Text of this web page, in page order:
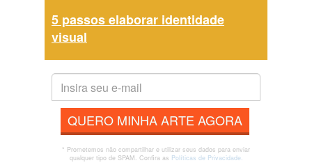
5 passos elaborar identidade
visual
QUERO MINHA ARTE AGORA
* Prometemos não compartilhar e utilizar seus dados para enviar
qualquer tipo de SPAM. Confira as Políticas de Privacidade.